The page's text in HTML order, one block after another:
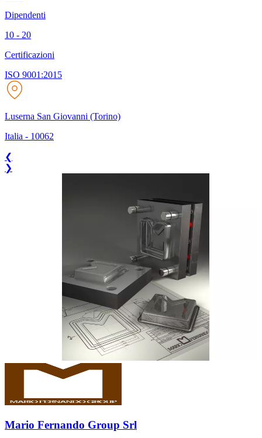
Dipendenti
10 - 20
Certificazioni
ISO 9001:2015
Luserna San Giovanni (Torino)
Italia - 10062
❮
❯
Mario Fernando Group Srl